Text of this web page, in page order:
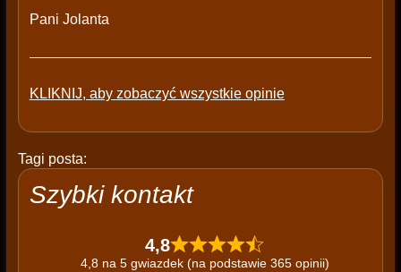
Pani Jolanta
KLIKNIJ, aby zobaczyć wszystkie opinie
Tagi posta:
Szybki kontakt
4,8
4,8 na 5 gwiazdek (na podstawie 365 opinii)